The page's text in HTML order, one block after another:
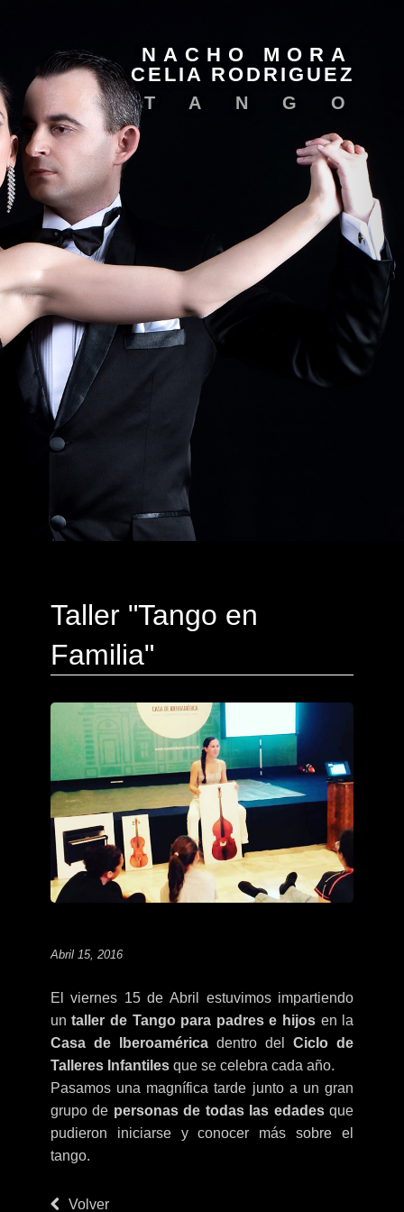
NACHO MORA
CELIA RODRIGUEZ
TANGO
Taller "Tango en
Familia"
Abril 15, 2016
El viernes 15 de Abril estuvimos impartiendo
untaller de Tango para padres e hijos en la
Casa de Iberoaméricadentro delCiclo de
Talleres Infantilesque se celebra cada año.
Pasamos una magnífica tarde junto a un gran
grupo de personas de todas las edadesque
pudieron iniciarse y conocer más sobre el
tango.
Volver